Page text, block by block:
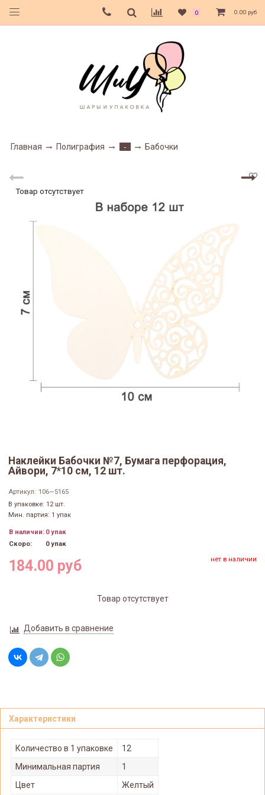
0 0.00 руб
Главная Полиграфия - Бабочки
Товар отсутствует
Наклейки Бабочки №7, Бумага перфорация,
Айвори, 7*10 см, 12 шт.
Артикул: 106—5165
В упаковке: 12 шт.
Мин. партия: 1 упак
В наличии: 0 упак
Скоро:
0 упак
184.00 руб нет в наличии
Товар отсутствует
Добавить в сравнение
Характеристики
Количество в 1 упаковке
12
Минимальная партия
1
Цвет
Желтый